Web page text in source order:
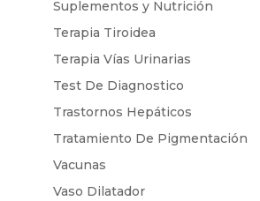
Suplementos y Nutrición
Terapia Tiroidea
Terapia Vías Urinarias
Test De Diagnostico
Trastornos Hepáticos
Tratamiento De Pigmentación
Vacunas
Vaso Dilatador